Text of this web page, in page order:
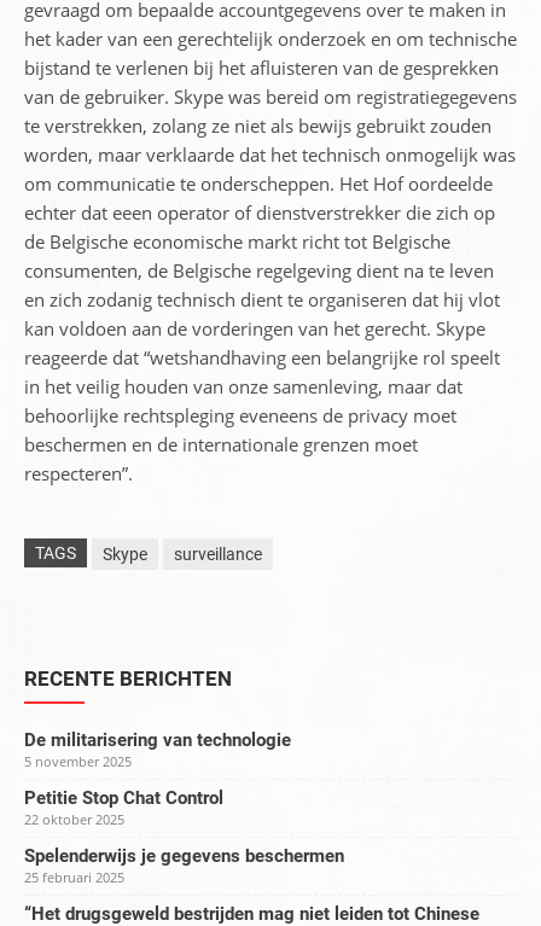
gevraagd om bepaalde accountgegevens over te maken in
het kader van een gerechtelijk onderzoek en om technische
bijstand te verlenen bij het afluisteren van de gesprekken
van de gebruiker. Skype was bereid om registratiegegevens
te verstrekken, zolang ze niet als bewijs gebruikt zouden
worden, maar verklaarde dat het technisch onmogelijk was
om communicatie te onderscheppen. Het Hof oordeelde
echter dat eeen operator of dienstverstrekker die zich op
de Belgische economische markt richt tot Belgische
consumenten, de Belgische regelgeving dient na te leven
en zich zodanig technisch dient te organiseren dat hij vlot
kan voldoen aan de vorderingen van het gerecht. Skype
reageerde dat “wetshandhaving een belangrijke rol speelt
in het veilig houden van onze samenleving, maar dat
behoorlijke rechtspleging eveneens de privacy moet
beschermen en de internationale grenzen moet
respecteren”.
TAGS Skype surveillance
RECENTE BERICHTEN
De militarisering van technologie
5 november 2025
Petitie Stop Chat Control
22 oktober 2025
Spelenderwijs je gegevens beschermen
25 februari 2025
“Het drugsgeweld bestrijden mag niet leiden tot Chinese